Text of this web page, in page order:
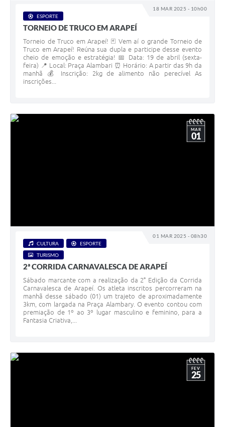
Contratos
Audiências Públicas
Publicações 3º Setor
Contas Públicas
Emprega
18 MAR 2025 - 10h00
ESPORTE
TORNEIO DE TRUCO EM ARAPEÍ
Torneio de Truco em Arapeí! 🃏 Vem aí o grande Torneio de
Truco em Arapeí! Reúna sua dupla e participe desse evento
cheio de emoção e estratégia! 📅 Data: 19 de abril (sexta-
feira) 📍 Local: Praça Alambari ⏰ Horário: A partir das 9h da
manhã 💰 Inscrição: 2kg de alimento não perecível As
inscrições...
01 MAR 2025 - 08h30
MAR
01
CULTURA
ESPORTE
TURISMO
2ª CORRIDA CARNAVALESCA DE ARAPEÍ
Sábado marcante com a realização da 2° Edição da Corrida
Carnavalesca de Arapeí. Os atleta inscritos percorreram na
manhã desse sábado (01) um trajeto de aproximadamente
3km, com largada na Praça Alambary. O evento contou com
premiação de 1º ao 3º lugar masculino e feminino, para a
Fantasia Criativa,...
FEV
25